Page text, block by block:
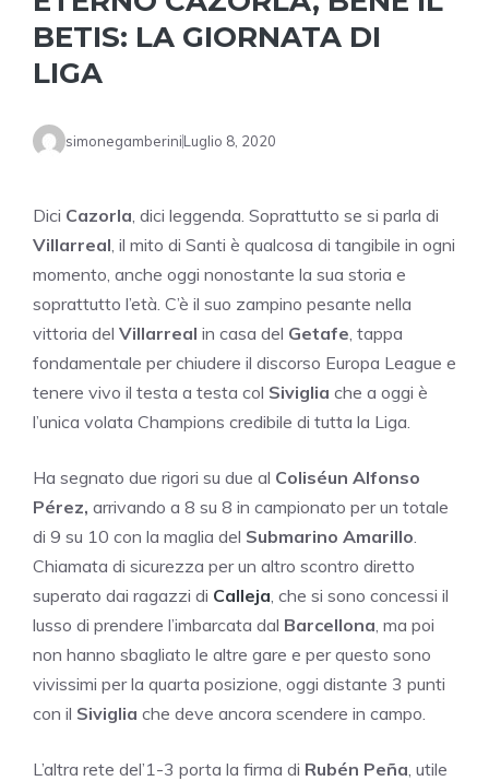
BETIS: LA GIORNATA DI
LIGA
simonegamberiniLuglio 8, 2020
Dici Cazorla, dici leggenda. Soprattutto se si parla di
Villarreal, il mito di Santi è qualcosa di tangibile in ogni
momento, anche oggi nonostante la sua storia e
soprattutto l’età. C’è il suo zampino pesante nella
vittoria del Villarreal in casa del Getafe, tappa
fondamentale per chiudere il discorso Europa League e
tenere vivo il testa a testa col Siviglia che a oggi è
l’unica volata Champions credibile di tutta la Liga.
Ha segnato due rigori su due al Coliséun Alfonso
Pérez, arrivando a 8 su 8 in campionato per un totale
di 9 su 10 con la maglia del Submarino Amarillo.
Chiamata di sicurezza per un altro scontro diretto
superato dai ragazzi di Calleja, che si sono concessi il
lusso di prendere l’imbarcata dal Barcellona, ma poi
non hanno sbagliato le altre gare e per questo sono
vivissimi per la quarta posizione, oggi distante 3 punti
con il Siviglia che deve ancora scendere in campo.
L’altra rete del’1-3 porta la firma di Rubén Peña, utile